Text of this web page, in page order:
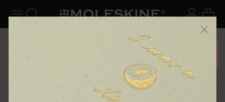
ナビゲーションの切替 ログ
検索 (キーワードなど) カ
6,500円以上のご購入で送料無料 メニ
ーを閉じる
ショップ The Original Notebook